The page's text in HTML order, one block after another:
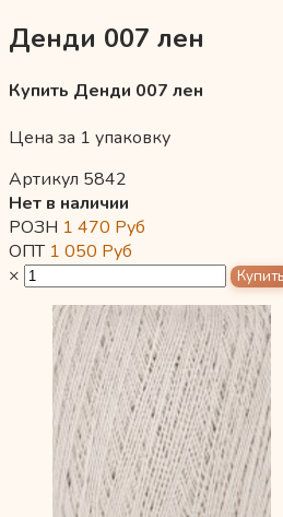
Денди 007 лен
Купить Денди 007 лен
Цена за 1 упаковку
Артикул 5842
Нет в наличии
РОЗН 1 470 Руб
ОПТ 1 050 Руб
×